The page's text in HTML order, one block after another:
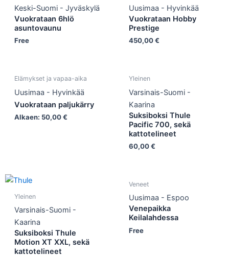
Keski-Suomi - Jyväskylä
Vuokrataan 6hlö
asuntovaunu
Free
Uusimaa - Hyvinkää
Vuokrataan Hobby
Prestige
450,00€
Elämykset ja vapaa-aika
Uusimaa - Hyvinkää
Vuokrataan paljukärry
Alkaen: 50,00€
Yleinen
Varsinais-Suomi -
Kaarina
Suksiboksi Thule
Pacific 700, sekä
kattotelineet
60,00€
Yleinen
Varsinais-Suomi -
Kaarina
Suksiboksi Thule
Motion XT XXL, sekä
kattotelineet
Veneet
Uusimaa - Espoo
Venepaikka
Keilalahdessa
Free